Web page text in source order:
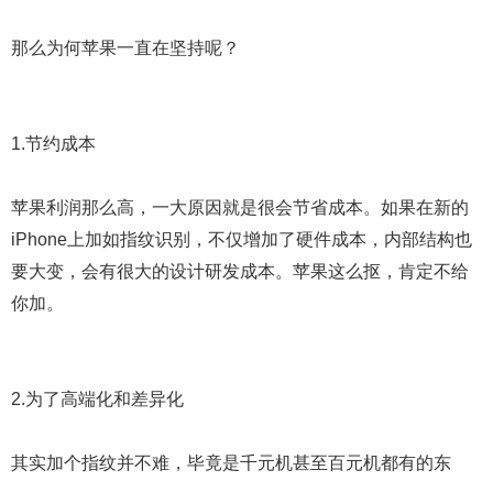
那么为何苹果一直在坚持呢？
1.节约成本
苹果利润那么高，一大原因就是很会节省成本。如果在新的
iPhone上加如指纹识别，不仅增加了硬件成本，内部结构也
要大变，会有很大的设计研发成本。苹果这么抠，肯定不给
你加。
2.为了高端化和差异化
其实加个指纹并不难，毕竟是千元机甚至百元机都有的东